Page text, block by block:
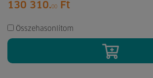
130 310.00 Ft
Összehasonlítom